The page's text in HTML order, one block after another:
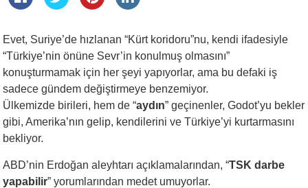
Evet, Suriye’de hızlanan “Kürt koridoru”nu, kendi ifadesiyle
“Türkiye’nin önüne Sevr’in konulmuş olmasını”
konuşturmamak için her şeyi yapıyorlar, ama bu defaki iş
sadece gündem değiştirmeye benzemiyor.
Ülkemizde birileri, hem de “aydın” geçinenler, Godot’yu bekler
gibi, Amerika’nın gelip, kendilerini ve Türkiye’yi kurtarmasını
bekliyor.
ABD’nin Erdoğan aleyhtarı açıklamalarından, “TSK darbe
yapabilir” yorumlarından medet umuyorlar.